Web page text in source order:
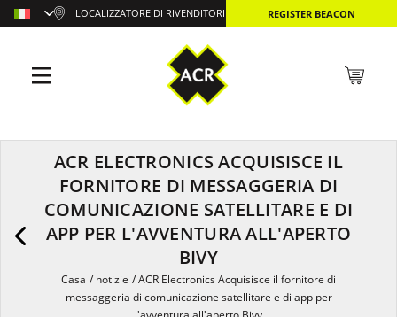
ACR ELECTRONICS ACQUISISCE IL
FORNITORE DI MESSAGGERIA DI
COMUNICAZIONE SATELLITARE E DI
APP PER L'AVVENTURA ALL'APERTO
BIVY
Casa /notizie /ACR Electronics Acquisisce il fornitore di
messaggeria di comunicazione satellitare e di app per
LOCALIZZATORE DI RIVENDITORI REGISTER BEACON